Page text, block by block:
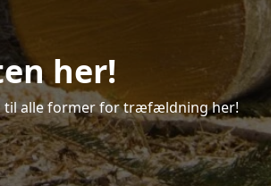
her!
til alle former for træfældning her!